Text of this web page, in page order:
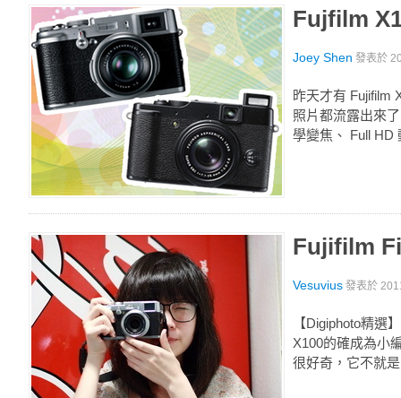
Fujfilm
Joey Shen 發表於
昨天才有 Fujifilm
照片都流露出來
學變焦、 Full HD
Fujifilm
Vesuvius 發表於
【Digiphoto精選
X100的確成為小
很好奇，它不就